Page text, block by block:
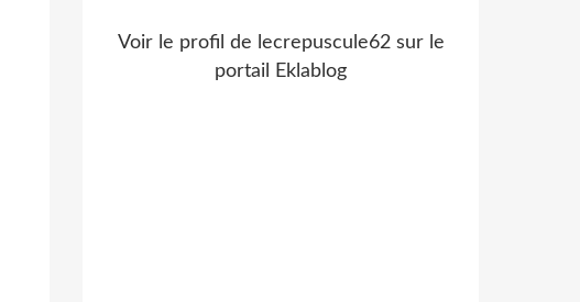
Voir le profil de lecrepuscule62sur le
portail Eklablog